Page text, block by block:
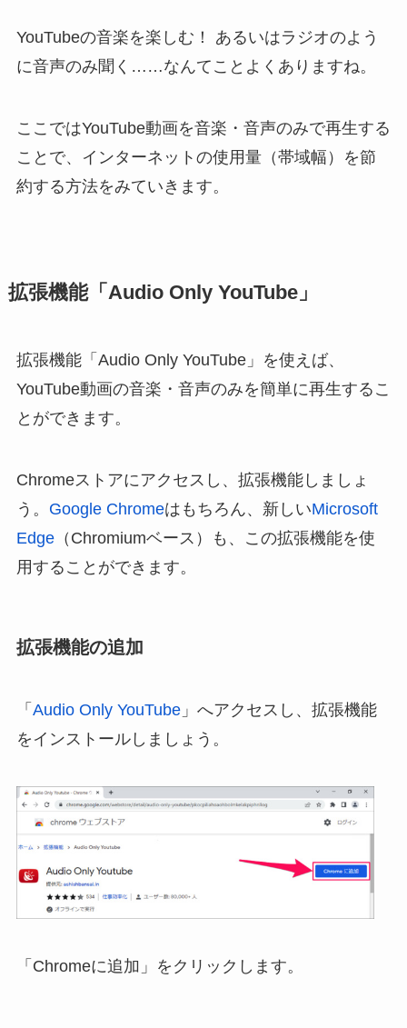
YouTubeの音楽を楽しむ！ あるいはラジオのよう
に音声のみ聞く……なんてことよくありますね。
ここではYouTube動画を音楽・音声のみで再生する
ことで、インターネットの使用量（帯域幅）を節
約する方法をみていきます。
拡張機能「Audio Only YouTube」
拡張機能「Audio Only YouTube」を使えば、
YouTube動画の音楽・音声のみを簡単に再生するこ
とができます。
Chromeストアにアクセスし、拡張機能しましょ
う。 Google Chromeはもちろん、新しいMicrosoft
Edge（Chromiumベース）も、この拡張機能を使
用することができます。
拡張機能の追加
「 Audio Only YouTube」へアクセスし、拡張機能
をインストールしましょう。
「Chromeに追加」をクリックします。